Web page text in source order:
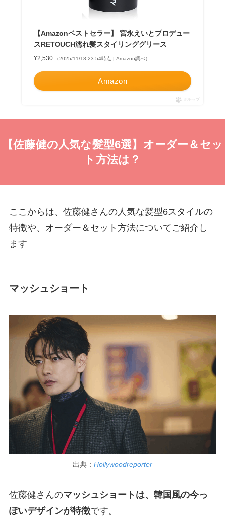
【Amazonベストセラー】 宮永えいとプロデュー
スRETOUCH濡れ髪スタイリンググリース
¥2,530 （2025/11/18 23:54時点 | Amazon調べ）
Amazon
ポチップ
【佐藤健の人気な髪型6選】オーダー＆セッ
ト方法は？
ここからは、佐藤健さんの人気な髪型6スタイルの
特徴や、オーダー＆セット方法についてご紹介し
ます
マッシュショート
出典： Hollywoodreporter
佐藤健さんのマッシュショートは、韓国風の今っ
ぽいデザインが特徴です。